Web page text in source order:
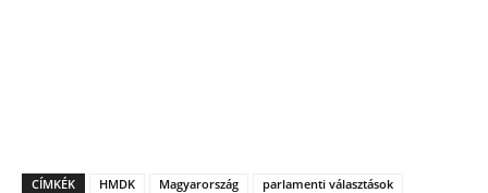
CÍMKÉK HMDK Magyarország
parlamenti választások